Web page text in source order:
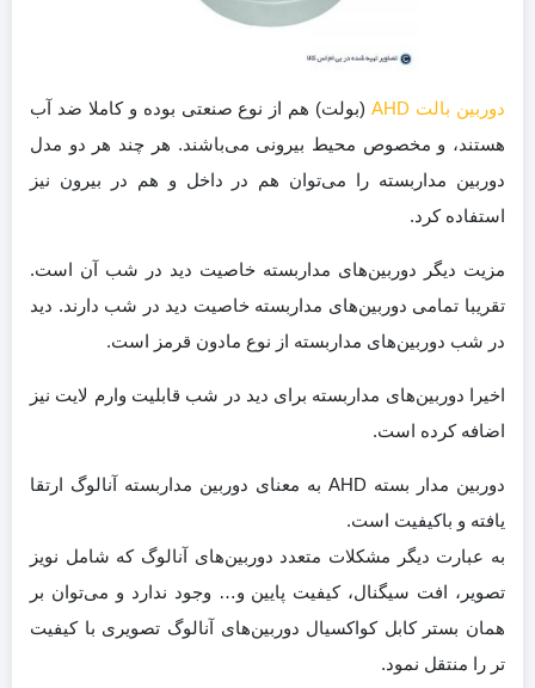
دوربین بالت AHD
(بولت) هم از نوع صنعتی بوده و کاملا ضد آب
هستند، و مخصوص محیط بیرونی می‌باشند. هر چند هر دو مدل
دوربین مداربسته را می‌توان هم در داخل و هم در بیرون نیز
استفاده کرد.
مزیت دیگر دوربین‌های مداربسته خاصیت دید در شب آن است.
تقریبا تمامی دوربین‌های مداربسته خاصیت دید در شب دارند. دید
در شب دوربین‌های مداربسته از نوع مادون قرمز است.
اخیرا دوربین‌های مداربسته برای دید در شب قابلیت وارم لایت نیز
اضافه کرده است.
دوربین مدار بسته AHD به معنای دوربین مداربسته آنالوگ ارتقا
یافته و باکیفیت است.
به عبارت دیگر مشکلات متعدد دوربین‌های آنالوگ که شامل نویز
تصویر‌، افت سیگنال، کیفیت پایین و… وجود ندارد و می‌توان بر
همان بستر کابل کواکسیال دوربین‌های آنالوگ تصویری با کیفیت
تر را منتقل نمود.